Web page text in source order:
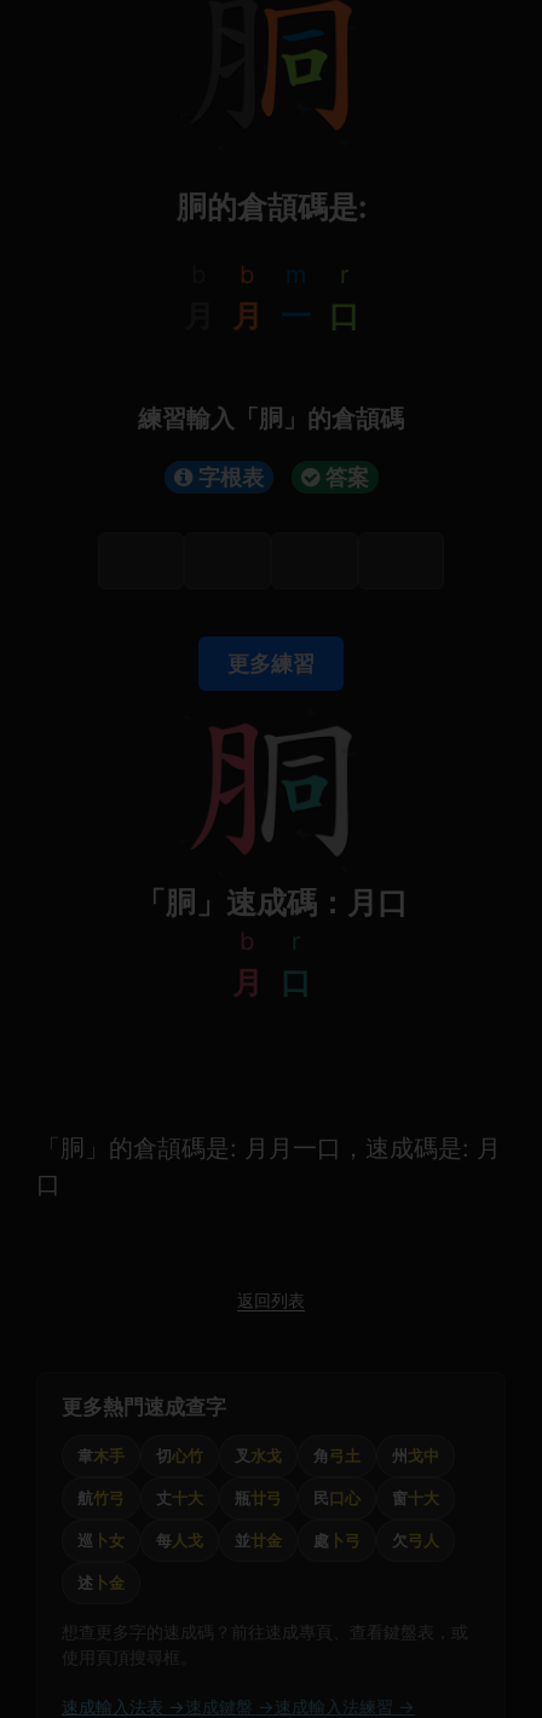
胴的倉頡碼是:
b
月
m
一
r
口
練習輸入「胴」的倉頡碼
字根表 答案
更多練習
「胴」速成碼：月口
b
月
r
口
「胴」的倉頡碼是: 月月一口，速成碼是: 月
口
返回列表
更多熱門速成查字
韋木手 切心竹 叉 水戈 角弓土 州 戈中
航竹弓 丈十大 瓶廿弓 民口心 窗十大
巡 卜女 每人戈 並廿金 處 卜弓 欠弓人
述 卜金
想查更多字的速成碼？前往速成專頁、查看鍵盤表，或
使用頁頂搜尋框。
速成輸入法表 → 速成鍵盤 → 速成輸入法練習 →